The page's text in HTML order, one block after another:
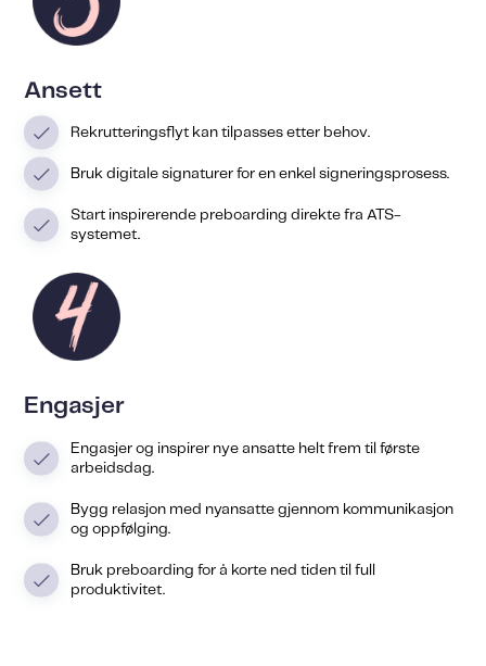
Ansett
Rekrutteringsflyt kan tilpasses etter behov.
Bruk digitale signaturer for en enkel signeringsprosess.
Start inspirerende preboarding direkte fra ATS-
systemet.
Engasjer
Engasjer og inspirer nye ansatte helt frem til første
arbeidsdag.
Bygg relasjon med nyansatte gjennom kommunikasjon
og oppfølging.
Bruk preboarding for å korte ned tiden til full
produktivitet.